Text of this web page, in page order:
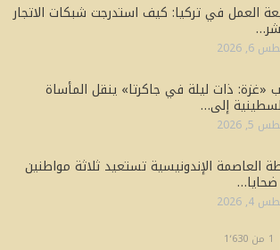
العمل في تركيا: كيف استدرجت شبكات الاتجار
2026
«غزة: ذات ليلة في جاكرتا» ينقل المأساة
إلى…
2026
العاصمة الإندونيسية تستعيد ثلاثة مواطنين
2026
1 من 1٬630